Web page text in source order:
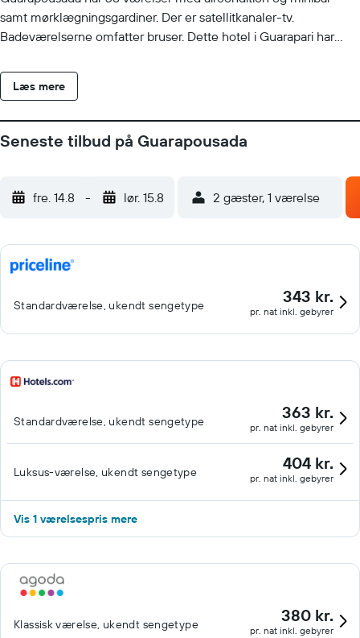
samt mørklægningsgardiner. Der er satellitkanaler-tv.
Badeværelserne omfatter bruser. Dette hotel i Guarapari har
Udendørs pool og en børnepool findes på stedet. De aktiviteter,
der er vist nedenfor, findes på stedet eller i nærheden. Gebyrer
Læs mere
Seneste tilbud på Guarapousada
fre. 14.8 - lør. 15.8 2 gæster, 1 værelse
Standardværelse, ukendt sengetype 343 kr.
pr. nat inkl. gebyrer
Standardværelse, ukendt sengetype 363 kr.
pr. nat inkl. gebyrer
Luksus-værelse, ukendt sengetype 404 kr.
pr. nat inkl. gebyrer
Vis 1 værelsespris mere
Klassisk værelse, ukendt sengetype 380 kr.
pr. nat inkl. gebyrer